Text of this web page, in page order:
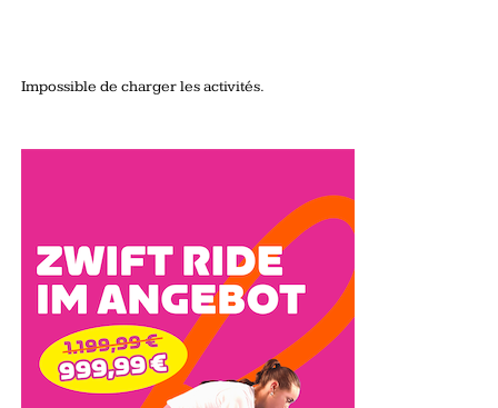
Impossible de charger les activités.